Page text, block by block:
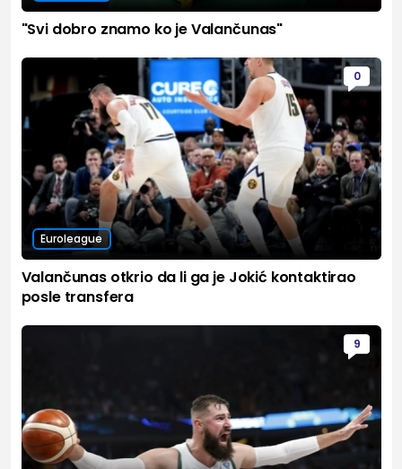
"Svi dobro znamo ko je Valančunas"
0
Euroleague
Valančunas otkrio da li ga je Jokić kontaktirao
posle transfera
9